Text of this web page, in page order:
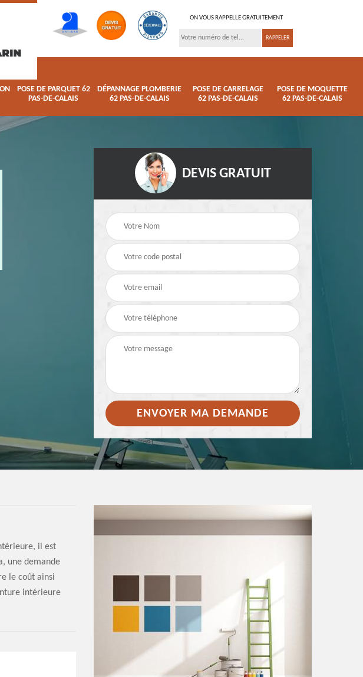
ON VOUS RAPPELLE GRATUITEMENT
POSE DE PARQUET 62
PAS-DE-CALAIS
DÉPANNAGE PLOMBERIE
62 PAS-DE-CALAIS
POSE DE CARRELAGE
62 PAS-DE-CALAIS
POSE DE MOQUETTE
62 PAS-DE-CALAIS
Rénovation de maison
Pose de parquet 62
Dépannage
62 Pas-de-Calais
DEVIS GRATUIT
il est
une demande
le coût ainsi
intérieure